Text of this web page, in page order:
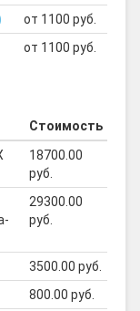
от 1100 руб.
от 1100 руб.
Стоимость
18700.00
руб.
29300.00
руб.
3500.00 руб.
800.00 руб.